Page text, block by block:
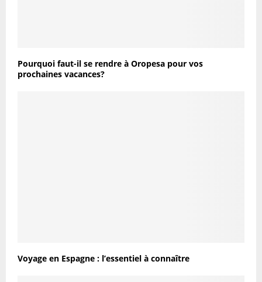
Pourquoi faut-il se rendre à Oropesa pour vos
prochaines vacances?
Voyage en Espagne : l’essentiel à connaître